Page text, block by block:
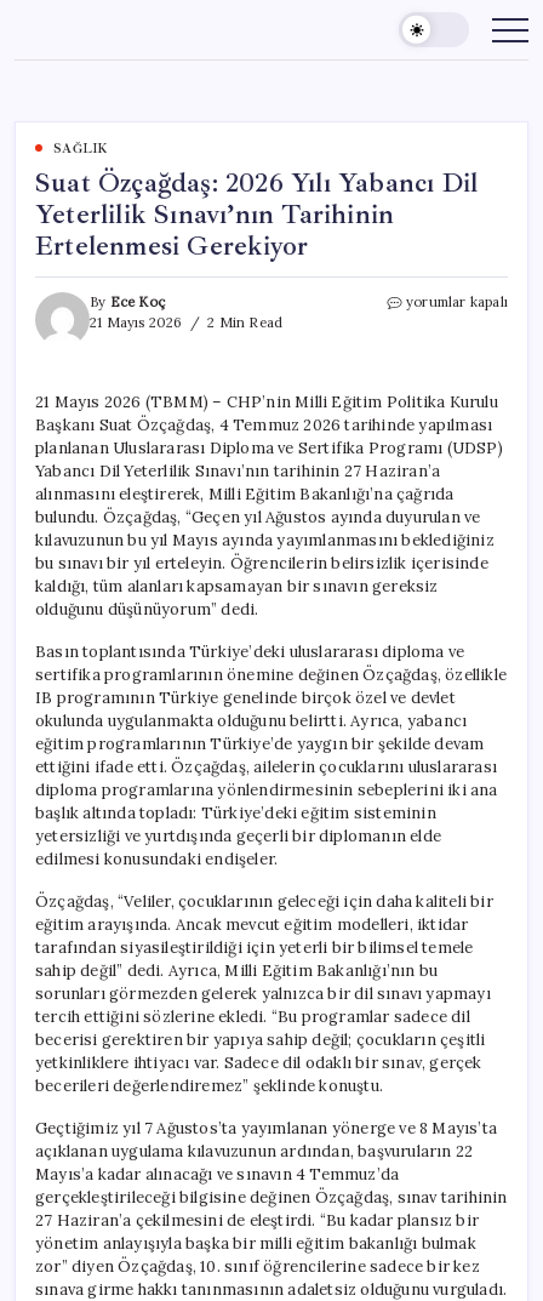
content
SAĞLIK
Suat Özçağdaş: 2026 Yılı Yabancı Dil
Yeterlilik Sınavı’nın Tarihinin
Ertelenmesi Gerekiyor
By Ece Koç
21 Mayıs 2026
2 Min Read
Suat
Dil
Yeterlilik
Sınavı’nın
Tarihinin
Ertelenmesi
Gerekiyor
için
yorumlar kapalı
21 Mayıs 2026 (TBMM) – CHP’nin Milli Eğitim Politika Kurulu
Başkanı Suat Özçağdaş, 4 Temmuz 2026 tarihinde yapılması
planlanan Uluslararası Diploma ve Sertifika Programı (UDSP)
Yabancı Dil Yeterlilik Sınavı’nın tarihinin 27 Haziran’a
alınmasını eleştirerek, Milli Eğitim Bakanlığı’na çağrıda
bulundu. Özçağdaş, “Geçen yıl Ağustos ayında duyurulan ve
kılavuzunun bu yıl Mayıs ayında yayımlanmasını beklediğiniz
bu sınavı bir yıl erteleyin. Öğrencilerin belirsizlik içerisinde
kaldığı, tüm alanları kapsamayan bir sınavın gereksiz
olduğunu düşünüyorum” dedi.
Basın toplantısında Türkiye’deki uluslararası diploma ve
sertifika programlarının önemine değinen Özçağdaş, özellikle
IB programının Türkiye genelinde birçok özel ve devlet
okulunda uygulanmakta olduğunu belirtti. Ayrıca, yabancı
eğitim programlarının Türkiye’de yaygın bir şekilde devam
ettiğini ifade etti. Özçağdaş, ailelerin çocuklarını uluslararası
diploma programlarına yönlendirmesinin sebeplerini iki ana
başlık altında topladı: Türkiye’deki eğitim sisteminin
yetersizliği ve yurtdışında geçerli bir diplomanın elde
edilmesi konusundaki endişeler.
Özçağdaş, “Veliler, çocuklarının geleceği için daha kaliteli bir
eğitim arayışında. Ancak mevcut eğitim modelleri, iktidar
tarafından siyasileştirildiği için yeterli bir bilimsel temele
sahip değil” dedi. Ayrıca, Milli Eğitim Bakanlığı’nın bu
sorunları görmezden gelerek yalnızca bir dil sınavı yapmayı
tercih ettiğini sözlerine ekledi. “Bu programlar sadece dil
becerisi gerektiren bir yapıya sahip değil; çocukların çeşitli
yetkinliklere ihtiyacı var. Sadece dil odaklı bir sınav, gerçek
becerileri değerlendiremez” şeklinde konuştu.
Geçtiğimiz yıl 7 Ağustos’ta yayımlanan yönerge ve 8 Mayıs’ta
açıklanan uygulama kılavuzunun ardından, başvuruların 22
Mayıs’a kadar alınacağı ve sınavın 4 Temmuz’da
gerçekleştirileceği bilgisine değinen Özçağdaş, sınav tarihinin
27 Haziran’a çekilmesini de eleştirdi. “Bu kadar plansız bir
yönetim anlayışıyla başka bir milli eğitim bakanlığı bulmak
zor” diyen Özçağdaş, 10. sınıf öğrencilerine sadece bir kez
sınava girme hakkı tanınmasının adaletsiz olduğunu vurguladı.